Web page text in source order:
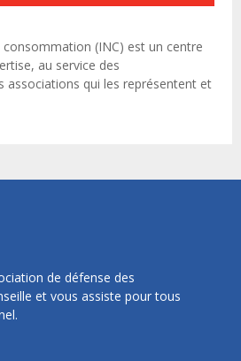
consommation (INC) est un centre
au service des
associations qui les représentent et
de défense des
et vous assiste pour tous